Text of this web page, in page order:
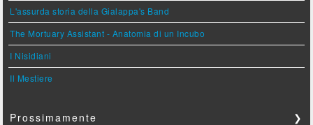
L'assurda storia della Gialappa's Band
The Mortuary Assistant - Anatomia di un Incubo
I Nisidiani
Il Mestiere
Prossimamente ❯